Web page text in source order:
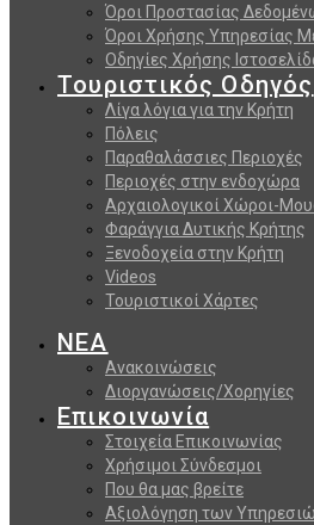
Όροι Προστασίας
Όροι Χρήσης Υπηρεσίας
Οδηγίες Χρήσης
Τουριστικός Οδηγός
Λίγα λόγια για την Κρήτη
Πόλεις
Παραθαλάσσιες Περιοχές
Περιοχές στην ενδοχώρα
Αρχαιολογικοί Χώροι-
Φαράγγια Δυτικής Κρήτης
Ξενοδοχεία στην Κρήτη
Videos
Τουριστικοί Χάρτες
ΝΕΑ
Ανακοινώσεις
Διοργανώσεις/Χορηγίες
Επικοινωνία
Στοιχεία Επικοινωνίας
Χρήσιμοι Σύνδεσμοι
Που θα μας βρείτε
Αξιολόγηση των